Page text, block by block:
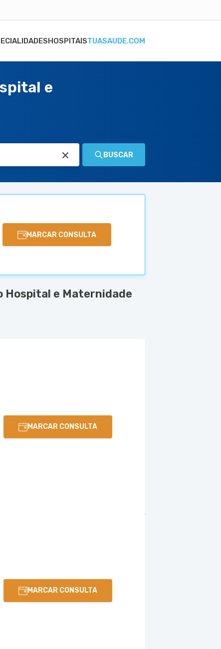
HOSPITAISTUASAUDE.COM
e
BUSCAR
MARCAR CONSULTA
Hospital e Maternidade
MARCAR CONSULTA
MARCAR CONSULTA